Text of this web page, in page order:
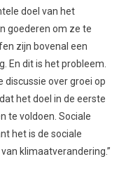
doel van het
goederen om ze te
zijn bovenal een
En dit is het probleem.
discussie over groei op
het doel in de eerste
te voldoen. Sociale
het is de sociale
klimaatverandering.”